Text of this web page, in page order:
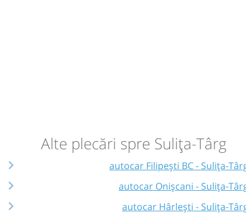
Alte plecări spre Sulița-Târg
autocar Filipești BC - Sulița-
autocar Onișcani - Sulița-
autocar Hârlești - Sulița-